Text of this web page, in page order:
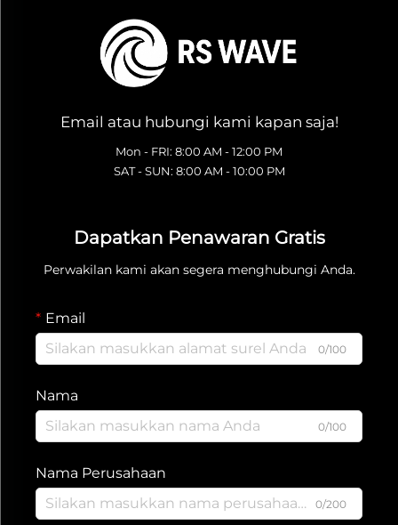
Email atau hubungi kami kapan saja!
Mon - FRI: 8:00 AM - 12:00 PM
SAT - SUN: 8:00 AM - 10:00 PM
Dapatkan Penawaran Gratis
Perwakilan kami akan segera menghubungi Anda.
Email
0/100
Nama
0/100
Nama Perusahaan
0/200